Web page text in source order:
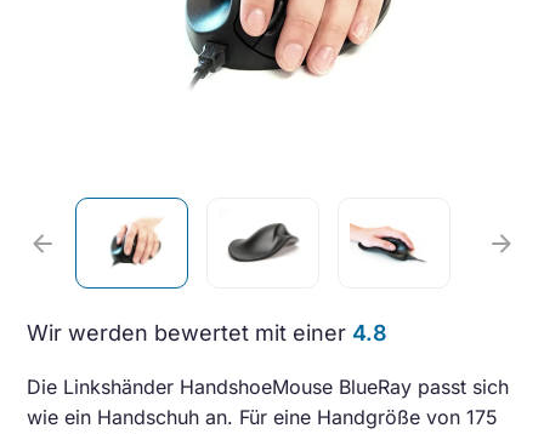
arrow_back arrow_forward
Wir werden bewertet mit einer 4.8
Die Linkshänder HandshoeMouse BlueRay passt sich
wie ein Handschuh an. Für eine Handgröße von 175